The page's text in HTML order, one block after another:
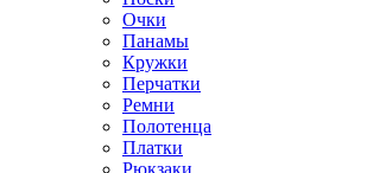
Очки
Панамы
Кружки
Перчатки
Ремни
Полотенца
Платки
Рюкзаки